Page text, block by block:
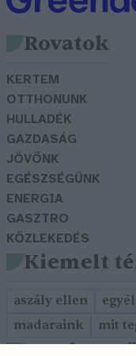
Rovatok
KERTEM
OTTHONUNK
HULLADÉK
GAZDASÁG
JÖVŐNK
EGÉSZSÉGÜNK
ENERGIA
GASZTRO
KÖZLEKEDÉS
Kiemelt
aszály ellen
madaraink
mit